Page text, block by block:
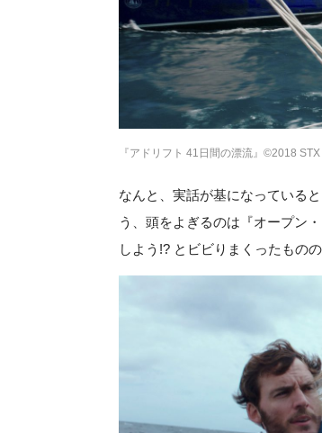
『アドリフト 41日間の漂流』©2018
なんと、実話が基になっている
う、頭をよぎるのは『オープン
しよう!? とビビりまくったもの